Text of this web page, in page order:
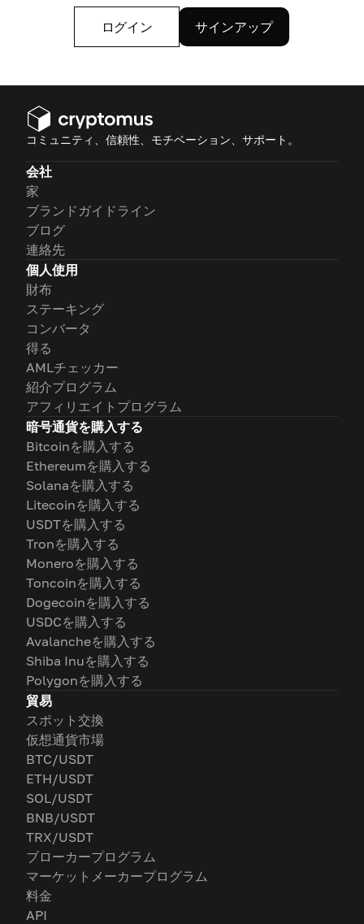
ログイン サインアップ
コミュニティ、信頼性、モチベーション、サポート。
会社
家
ブランドガイドライン
ブログ
連絡先
個人使用
財布
ステーキング
コンバータ
得る
AMLチェッカー
紹介プログラム
アフィリエイトプログラム
暗号通貨を購入する
Bitcoinを購入する
Ethereumを購入する
Solanaを購入する
Litecoinを購入する
USDTを購入する
Tronを購入する
Moneroを購入する
Toncoinを購入する
Dogecoinを購入する
USDCを購入する
Avalancheを購入する
Shiba Inuを購入する
Polygonを購入する
貿易
スポット交換
仮想通貨市場
BTC/USDT
ETH/USDT
SOL/USDT
BNB/USDT
TRX/USDT
ブローカープログラム
マーケットメーカープログラム
料金
API